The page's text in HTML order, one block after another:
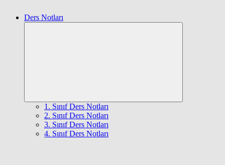
Ders Notları
1. Sınıf Ders Notları
2. Sınıf Ders Notları
3. Sınıf Ders Notları
4. Sınıf Ders Notları